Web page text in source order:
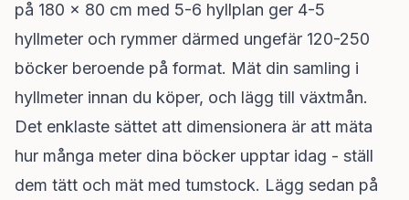
på 180 x 80 cm med 5-6 hyllplan ger 4-5
hyllmeter och rymmer därmed ungefär 120-250
böcker beroende på format. Mät din samling i
hyllmeter innan du köper, och lägg till växtmån.
Det enklaste sättet att dimensionera är att mäta
hur många meter dina böcker upptar idag - ställ
dem tätt och mät med tumstock. Lägg sedan på